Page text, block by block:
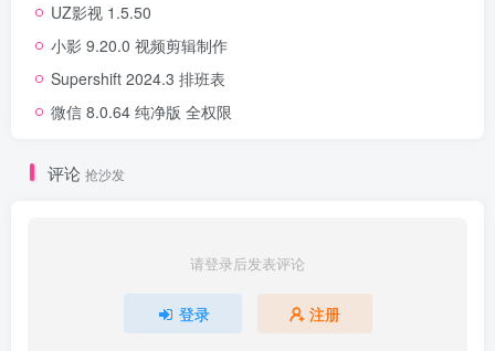
UZ影视 1.5.50
小影 9.20.0 视频剪辑制作
Supershift 2024.3 排班表
微信 8.0.64 纯净版 全权限
评论 抢沙发
请登录后发表评论
登录 注册